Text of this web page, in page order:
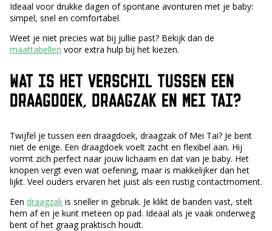
Ideaal voor drukke dagen of spontane avonturen met je baby:
simpel, snel en comfortabel.
Weet je niet precies wat bij jullie past? Bekijk dan de
maattabellen voor extra hulp bij het kiezen.
WAT IS HET VERSCHIL TUSSEN EEN
DRAAGDOEK, DRAAGZAK EN MEI TAI?
Twijfel je tussen een draagdoek, draagzak of Mei Tai? Je bent
niet de enige. Een draagdoek voelt zacht en flexibel aan. Hij
vormt zich perfect naar jouw lichaam en dat van je baby. Het
knopen vergt even wat oefening, maar is makkelijker dan het
lijkt. Veel ouders ervaren het juist als een rustig contactmoment.
Een draagzak is sneller in gebruik. Je klikt de banden vast, stelt
hem af en je kunt meteen op pad. Ideaal als je vaak onderweg
bent of het graag praktisch houdt.